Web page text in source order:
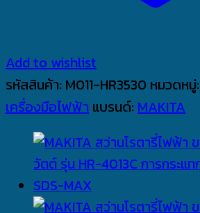
Add to wishlist
รหัสสินค้า: M011-HR3530 หมวดหมู่:
เครื่องมือไฟฟ้า แบรนด์: MAKITA